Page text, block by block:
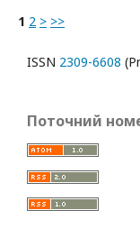
1 2 > >>
ISSN 2309-6608
Поточний